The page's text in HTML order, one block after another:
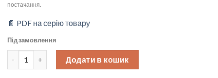
постачання.
📄 PDF на серію товару
Під замовлення
Індуктивний датчик кубічний, Sn=1.5mm, PNP/NO, кабель
Додати в кошик